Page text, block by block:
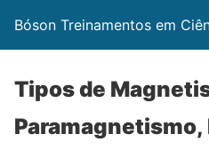
Bóson Treinamentos em
Tipos de